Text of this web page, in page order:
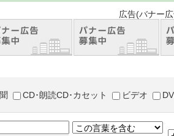
(バナー広告等については、
CD･朗読CD･カセット ビデオ